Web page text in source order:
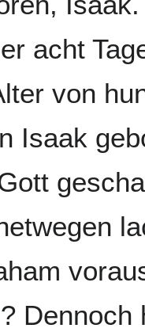
acht
von
Isaak
Dennoch